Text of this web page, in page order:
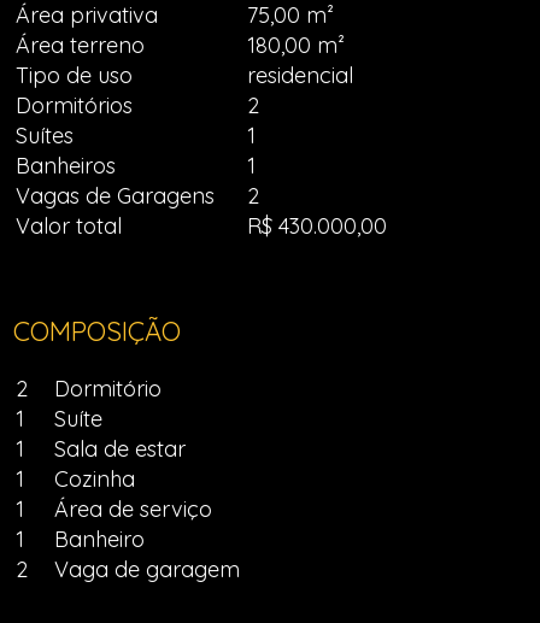
Área privativa
75,00 m²
Área terreno
180,00 m²
Tipo de uso
residencial
Dormitórios
2
Suítes
1
Banheiros
1
Vagas de Garagens
2
Valor total
R$ 430.000,00
COMPOSIÇÃO
2
Dormitório
1
Suíte
1
Sala de estar
1
Cozinha
1
Área de serviço
1
Banheiro
2
Vaga de garagem